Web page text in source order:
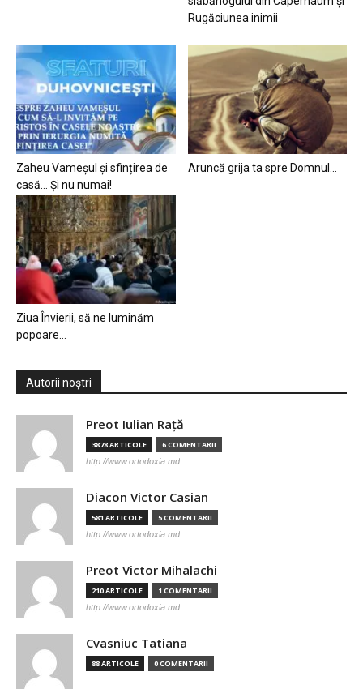
Rugăciunea inimii
Zaheu Vameșul și sfințirea de
casă… Și nu numai!
Aruncă grija ta spre Domnul…
Ziua Învierii, să ne luminăm
popoare…
Autorii noștri
Preot Iulian Raţă
3878 ARTICOLE 6 COMENTARII
http://www.ortodoxia.md
Diacon Victor Casian
581 ARTICOLE 5 COMENTARII
http://www.ortodoxia.md
Preot Victor Mihalachi
210 ARTICOLE 1 COMENTARII
http://www.ortodoxia.md
Cvasniuc Tatiana
88 ARTICOLE 0 COMENTARII